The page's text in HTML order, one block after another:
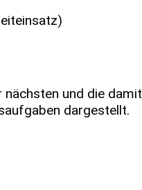
nächsten und die damit
dargestellt.